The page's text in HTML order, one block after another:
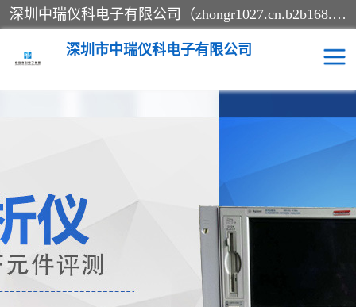
深圳中瑞仪科电子有限公司（zhongr1027.cn.b2b168.com）主要从事回收二手仪器，工厂仪器，回收示波器，KeysightE4980A，FLUKE754，MT8852B，IFR3920，Agilent N4010A，MT8852B等业务，全国统一热线：13570873835。深圳中瑞仪科电子有限公司整批或单出，专业评估高价回收工厂闲置仪器。
深圳市中瑞仪科电子有限公司
电阻-功率计 频谱分析仪
万用表 综合测试仪
蓝牙测试仪 网络分析仪